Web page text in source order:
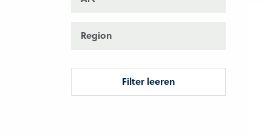
Region
Filter leeren